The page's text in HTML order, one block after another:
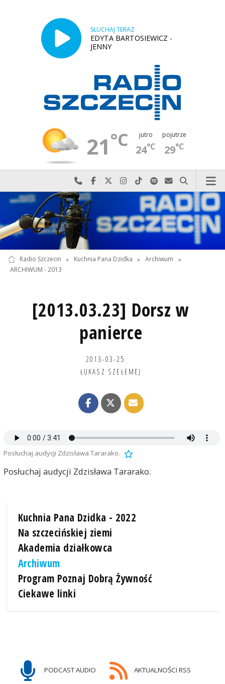
SŁUCHAJ TERAZ
EDYTA BARTOSIEWICZ -
JENNY
21°C jutro
24°C
pojutrze
29°C
Najlepiej po prostu do nas zadzwoń
Odwiedź nas na Facebook-u
Odwiedź nas na X
Odwiedź nas na Instagram-ie
Odwiedź nas na TikTok-u
Szukaj nas na Spotify
Wyślij do nas
Szukaj
Radio Szczecin » Kuchnia Pana Dzidka » Archiwum
»
ARCHIWUM - 2013
[2013.03.23] Dorsz w
panierce
2013-03-25
ŁUKASZ SZEŁEMEJ
Posłuchaj audycji Zdzisława Tararako.
Posłuchaj audycji Zdzisława Tararako.
Kuchnia Pana Dzidka - 2022
Na szczecińskiej ziemi
Akademia działkowca
Archiwum
Program Poznaj Dobrą Żywność
Ciekawe linki
PODCAST AUDIO AKTUALNOŚCI RSS